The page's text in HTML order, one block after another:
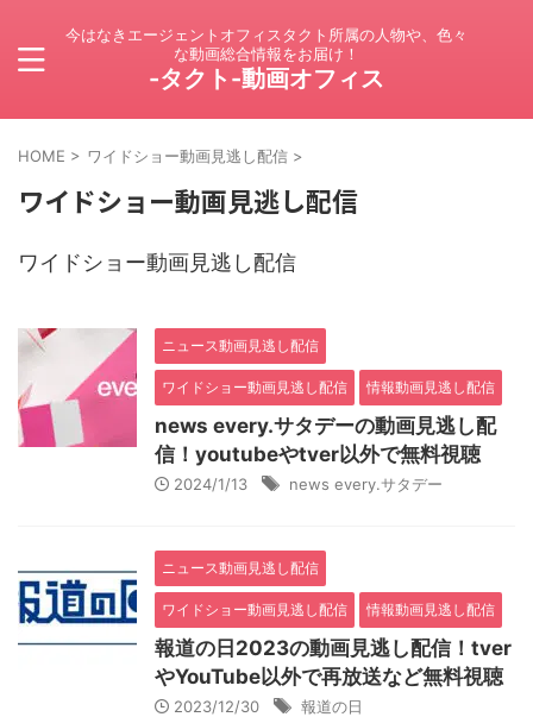
今はなきエージェントオフィスタクト所属の人物や、色々
な動画総合情報をお届け！
-タクト-動画オフィス
HOME > ワイドショー動画見逃し配信 >
ワイドショー動画見逃し配信
ワイドショー動画見逃し配信
ニュース動画見逃し配信
ワイドショー動画見逃し配信 情報動画見逃し配信
news every.サタデーの動画見逃し配
信！youtubeやtver以外で無料視聴
2024/1/13 news every.サタデー
ニュース動画見逃し配信
ワイドショー動画見逃し配信 情報動画見逃し配信
報道の日2023の動画見逃し配信！tver
やYouTube以外で再放送など無料視聴
2023/12/30 報道の日